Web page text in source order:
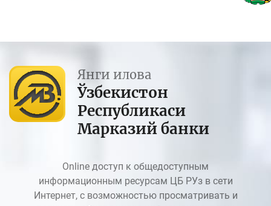
Янги илова
Ўзбекистон
Республикаси
Марказий банки
Online доступ к общедоступным
информационным ресурсам ЦБ РУз в сети
Интернет, с возможностью просматривать и